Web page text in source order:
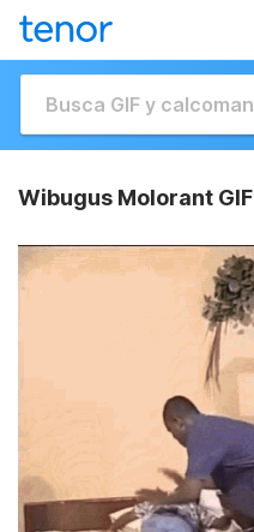
Wibugus Molorant GIF